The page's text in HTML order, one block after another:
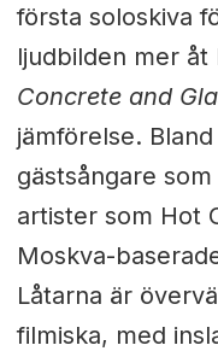
första soloskiva
ljudbilden mer åt
Concrete and
jämförelse.
gästsångare
artister som Hot
Moskva-
Låtarna är
filmiska, med